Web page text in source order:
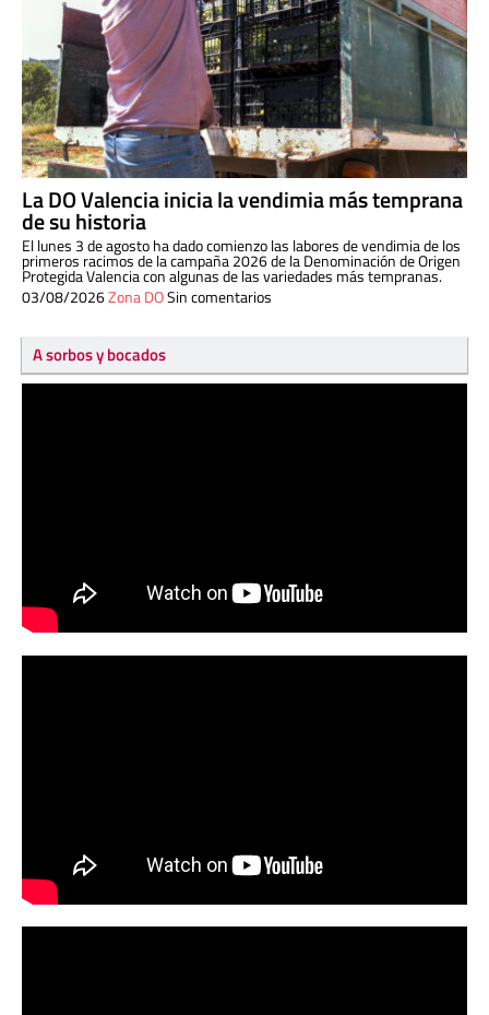
La DO Valencia inicia la vendimia más temprana
de su historia
El lunes 3 de agosto ha dado comienzo las labores de vendimia de los
primeros racimos de la campaña 2026 de la Denominación de Origen
Protegida Valencia con algunas de las variedades más tempranas.
03/08/2026Zona DOSin comentarios
A sorbos y bocados